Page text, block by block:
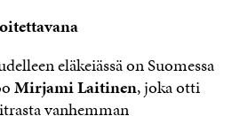
eläkeiässä on Suomessa
Mirjami Laitinen, joka otti
vanhemman